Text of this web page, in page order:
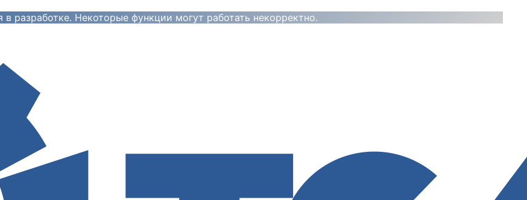
в разработке. Некоторые функции могут работать некорректно.